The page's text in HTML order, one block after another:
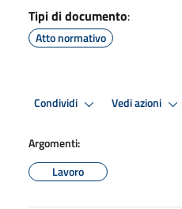
Tipi di documento:
Atto normativo
Condividi Vedi azioni
Argomenti:
Lavoro